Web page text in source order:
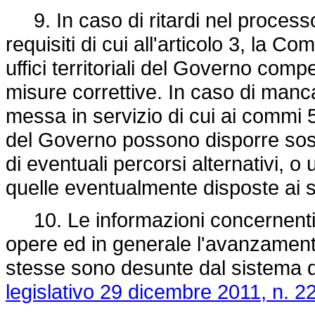
9. In caso di ritardi nel
requisiti di cui all'articolo 3, la
uffici territoriali del Governo
misure correttive. In caso di
messa in servizio di cui ai commi
del Governo possono disporre
di eventuali percorsi alternativi, o
quelle eventualmente disposte ai
10. Le informazioni
opere ed in generale
stesse sono desunte dal sistema
legislativo 29 dicembre 2011, n.